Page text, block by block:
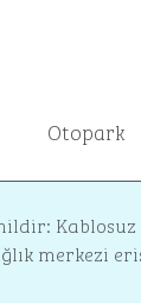
Otopark
merkezi